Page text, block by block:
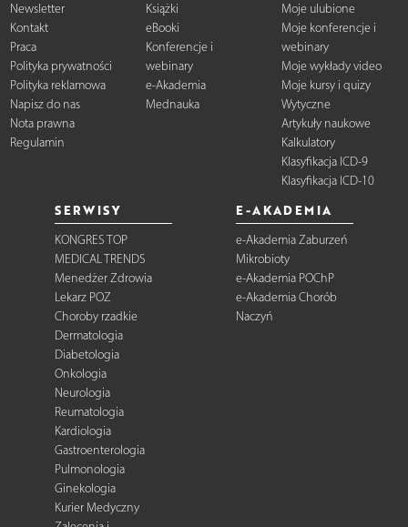
Newsletter
Kontakt
Praca
Polityka prywatności
Polityka reklamowa
Napisz do nas
Nota prawna
Regulamin
Książki
eBooki
Konferencje i
webinary
e-Akademia
Mednauka
Moje ulubione
Moje konferencje i
webinary
Moje wykłady video
Moje kursy i quizy
Wytyczne
Artykuły naukowe
Kalkulatory
Klasyfikacja ICD-9
Klasyfikacja ICD-10
SERWISY
KONGRES TOP
MEDICAL TRENDS
Menedżer Zdrowia
Lekarz POZ
Choroby rzadkie
Dermatologia
Diabetologia
Onkologia
Neurologia
Reumatologia
Kardiologia
Gastroenterologia
Pulmonologia
Ginekologia
Kurier Medyczny
E-AKADEMIA
e-Akademia Zaburzeń
Mikrobioty
e-Akademia POChP
e-Akademia Chorób
Naczyń